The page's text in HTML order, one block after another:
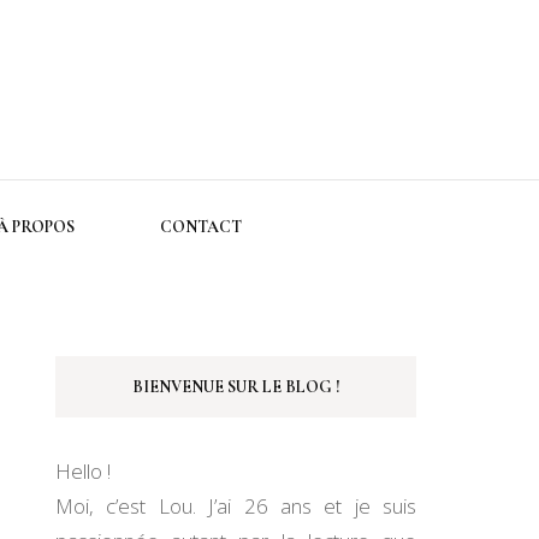
PROPOS CONTACT
BIENVENUE SUR LE BLOG !
Hello !
Moi, c’est Lou. J’ai 26 ans et je suis